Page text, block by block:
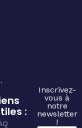
:
Inscrivez-
vous à
notre
newsletter
!